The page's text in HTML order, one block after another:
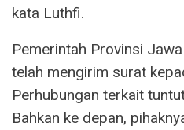
kata Luthfi.
Pemerintah Provinsi
telah mengirim surat
Perhubungan terkait
Bahkan ke depan,